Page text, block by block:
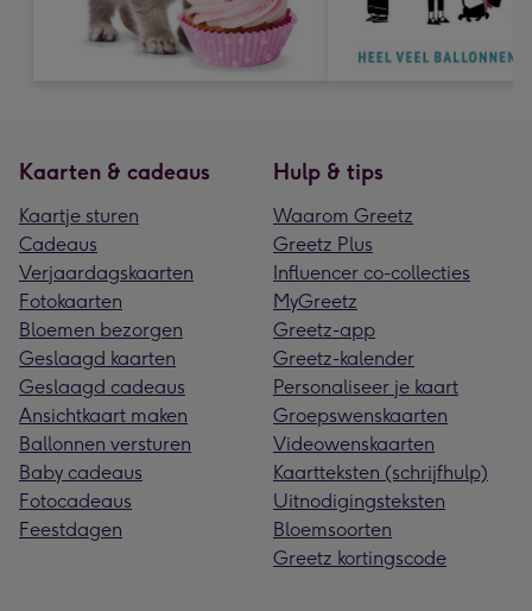
Kaarten & cadeaus
Kaartje sturen
Cadeaus
Verjaardagskaarten
Fotokaarten
Bloemen bezorgen
Geslaagd kaarten
Geslaagd cadeaus
Ansichtkaart maken
Ballonnen versturen
Baby cadeaus
Fotocadeaus
Feestdagen
Hulp & tips
Waarom Greetz
Greetz Plus
Influencer co-collecties
MyGreetz
Greetz-app
Greetz-kalender
Personaliseer je kaart
Groepswenskaarten
Videowenskaarten
Kaartteksten (schrijfhulp)
Uitnodigingsteksten
Bloemsoorten
Greetz kortingscode